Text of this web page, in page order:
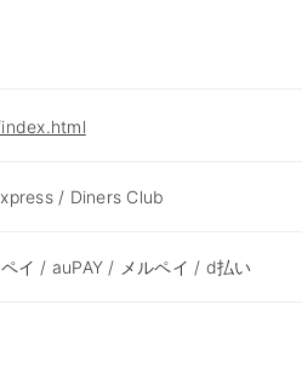
/ Diners Club
イ / auPAY / メルペイ / d払い